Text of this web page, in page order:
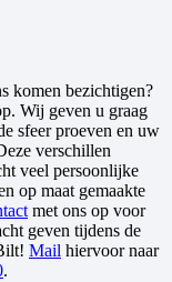
komen bezichtigen?
Wij geven u graag
sfeer proeven en uw
verschillen
veel persoonlijke
op maat gemaakte
met ons op voor
geven tijdens de
Mail hiervoor naar
.